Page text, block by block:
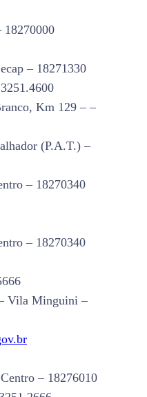
18270000
– 18271330
Km 129 – –
(P.A.T.) –
– 18270340
– 18270340
Vila Minguini –
– 18276010